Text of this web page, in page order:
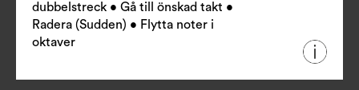
dubbelstreck • Gå till önskad takt •
Radera (Sudden) • Flytta noter i
oktaver